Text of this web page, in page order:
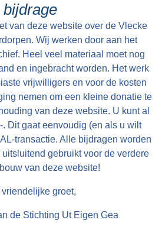
bijdrage
van deze website over de Vlecke
Wij werken door aan het
Heel veel materiaal moet nog
en ingebracht worden. Het werk
vrijwilligers en voor de kosten
nemen om een kleine donatie te
van deze website. U kunt al
Dit gaat eenvoudig (en als u wilt
transactie. Alle bijdragen worden
gebruikt voor de verdere
van deze website!
vriendelijke groet,
de Stichting Ut Eigen Gea